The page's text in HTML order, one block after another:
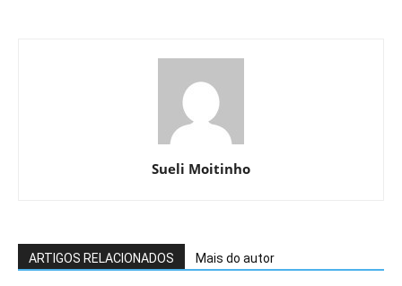
Sueli Moitinho
ARTIGOS RELACIONADOS Mais do autor